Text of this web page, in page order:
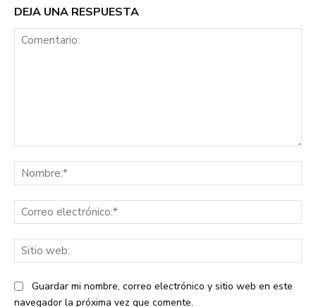
DEJA UNA RESPUESTA
Guardar mi nombre, correo electrónico y sitio web en este
navegador la próxima vez que comente.